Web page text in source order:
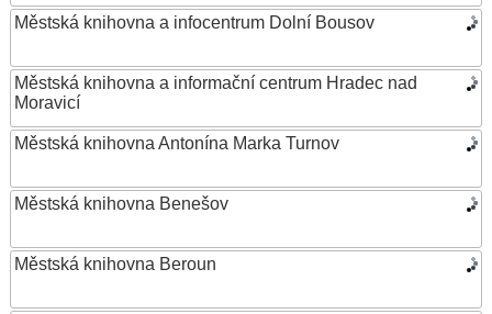
Městská knihovna a infocentrum Dolní Bousov
Městská knihovna a informační centrum Hradec nad
Moravicí
Městská knihovna Antonína Marka Turnov
Městská knihovna Benešov
Městská knihovna Beroun